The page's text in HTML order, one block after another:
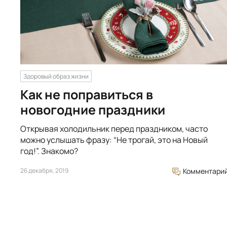
Здоровый образ жизни
Как не поправиться в
новогодние праздники
Открывая холодильник перед праздником, часто
можно услышать фразу: “Не трогай, это на Новый
год!”. Знакомо?
26 декабря, 2019